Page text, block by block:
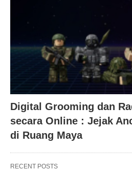
Digital Grooming dan
secara Online : Jejak
di Ruang Maya
RECENT POSTS